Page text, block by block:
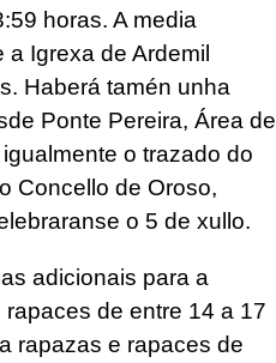
horas. A media
a Igrexa de Ardemil
Haberá tamén unha
Ponte Pereira, Área de
o trazado do
Concello de Oroso,
o 5 de xullo.
adicionais para a
de entre 14 a 17
rapazas e rapaces de